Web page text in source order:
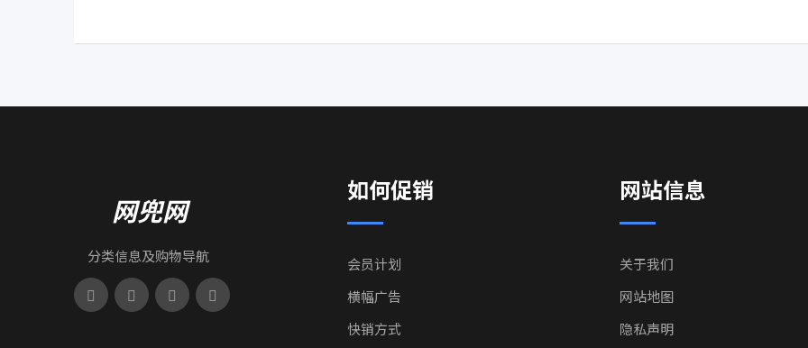
网兜网
分类信息及购物导航
如何促销
会员计划
横幅广告
快销方式
网站信息
关于我们
网站地图
隐私声明